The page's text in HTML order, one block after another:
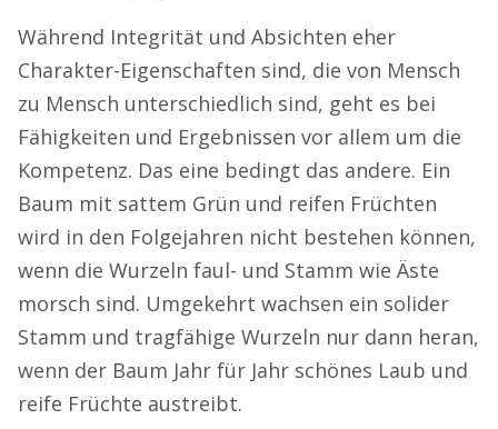
Während Integrität und Absichten eher
Charakter-Eigenschaften sind, die von Mensch
zu Mensch unterschiedlich sind, geht es bei
Fähigkeiten und Ergebnissen vor allem um die
Kompetenz. Das eine bedingt das andere. Ein
Baum mit sattem Grün und reifen Früchten
wird in den Folgejahren nicht bestehen können,
wenn die Wurzeln faul- und Stamm wie Äste
morsch sind. Umgekehrt wachsen ein solider
Stamm und tragfähige Wurzeln nur dann heran,
wenn der Baum Jahr für Jahr schönes Laub und
reife Früchte austreibt.